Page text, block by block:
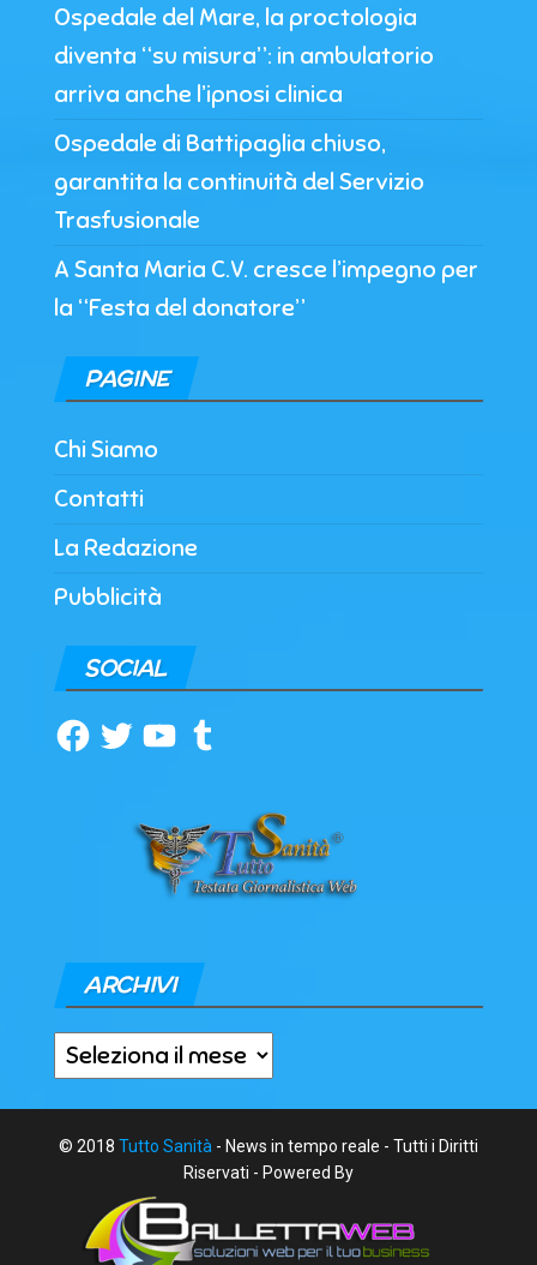
Ospedale del Mare, la proctologia
diventa “su misura”: in ambulatorio
arriva anche l’ipnosi clinica
Ospedale di Battipaglia chiuso,
garantita la continuità del Servizio
Trasfusionale
A Santa Maria C.V. cresce l’impegno per
la “Festa del donatore”
PAGINE
Chi Siamo
Contatti
La Redazione
Pubblicità
SOCIAL
Facebook
TwitterYouTubeTumblr
ARCHIVI
Archivi
© 2018 Tutto Sanità - News in tempo reale - Tutti i Diritti
Riservati - Powered By